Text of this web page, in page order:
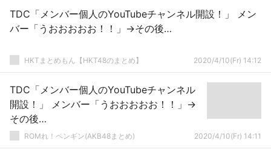
TDC「メンバー個人のYouTubeチャンネル開設！」 メン
バー「うおおおおお！！」→その後…
HKTまとめもん【HKT48のまとめ】 2020/4/10(Fr) 14:12
TDC「メンバー個人のYouTubeチャンネル
開設！」 メンバー「うおおおおお！！」→
その後…
ROMれ！ペンギン(AKB48まとめ) 2020/4/10(Fr) 14:11